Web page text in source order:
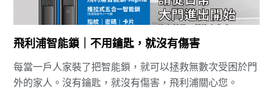
飛利浦智能鎖｜不用鑰匙，就沒有傷害
每當一戶人家裝了把智能鎖，就可以拯救無數次受困於門
外的家人。沒有鑰匙，就沒有傷害，飛利浦關心您。